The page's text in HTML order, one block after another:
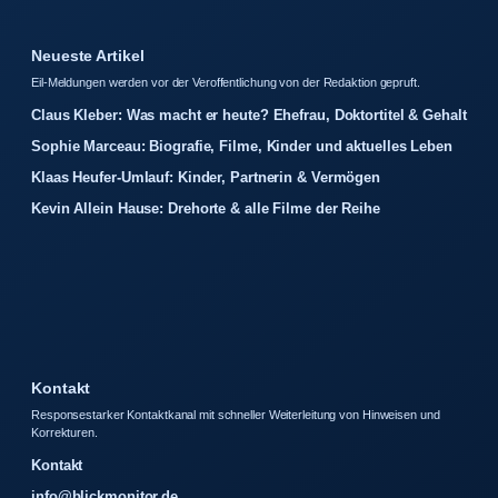
Neueste Artikel
Eil-Meldungen werden vor der Veroffentlichung von der Redaktion gepruft.
Claus Kleber: Was macht er heute? Ehefrau, Doktortitel & Gehalt
Sophie Marceau: Biografie, Filme, Kinder und aktuelles Leben
Klaas Heufer-Umlauf: Kinder, Partnerin & Vermögen
Kevin Allein Hause: Drehorte & alle Filme der Reihe
Kontakt
Responsestarker Kontaktkanal mit schneller Weiterleitung von Hinweisen und
Korrekturen.
Kontakt